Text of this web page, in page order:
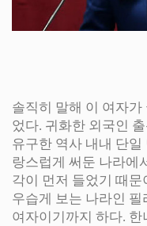
솔직히 말해 이 여자
었다. 귀화한 외국인
유구한 역사 내내 단
랑스럽게 써둔 나라에
각이 먼저 들었기 때
우습게 보는 나라인
여자이기까지 하다.